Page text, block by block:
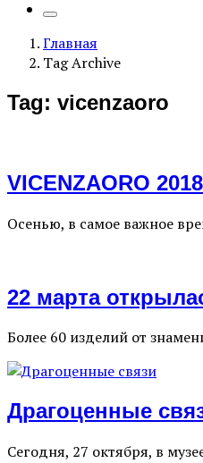
Главная
Tag Archive
Tag: vicenzaoro
VICENZAORO
Осенью, в самое важное
22 марта
Более 60 изделий от
Драгоценные
Сегодня, 27 октября, в